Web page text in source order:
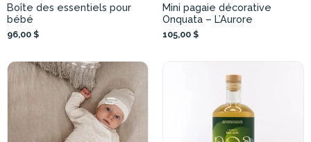
Boîte des essentiels pour
bébé
96,00 $
Mini pagaie décorative
Onquata – L’Aurore
105,00 $